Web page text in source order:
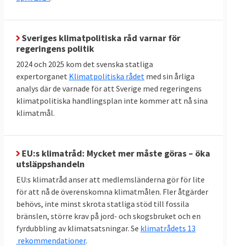
Energieffektivisering och
förnybart
Jämfört med 2005 ska EU till 2030 minska
sin primära energiförbrukning med 34
procent till högst 992,5 Mtoe. Här finns
dock inget specifikt krav på enskilda
Andelen förnybar energi i EU ska fördubblas
mellan 2020 och 2030 till minst 42,5 procent,
men gärna 45 procent. Sverige har i särklass
den största andelen förnybar energi bland
EU-länderna:66 procent 2023. Inte heller här
finns något specifikt krav på enskilda
medlemsländer utan målet är gemensamt.
Sveriges klimatpolitiska råd varnar för
regeringens politik
2024 och 2025 kom det svenska statliga
expertorganet Klimatpolitiska rådet med sin årliga
analys där de varnade för att Sverige med regeringens
klimatpolitiska handlingsplan inte kommer att nå sina
klimatmål.
EU:s klimatråd: Mycket mer måste göras – öka
utsläppshandeln
EU:s klimatråd anser att medlemsländerna gör för lite
för att nå de överenskomna klimatmålen. Fler åtgärder
behövs, inte minst skrota statliga stöd till fossila
bränslen, större krav på jord- och skogsbruket och en
fyrdubbling av klimatsatsningar. Se klimatrådets 13
rekommendationer.